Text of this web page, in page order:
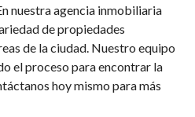
nuestra agencia inmobiliaria
de propiedades
de la ciudad. Nuestro equipo
el proceso para encontrar la
hoy mismo para más